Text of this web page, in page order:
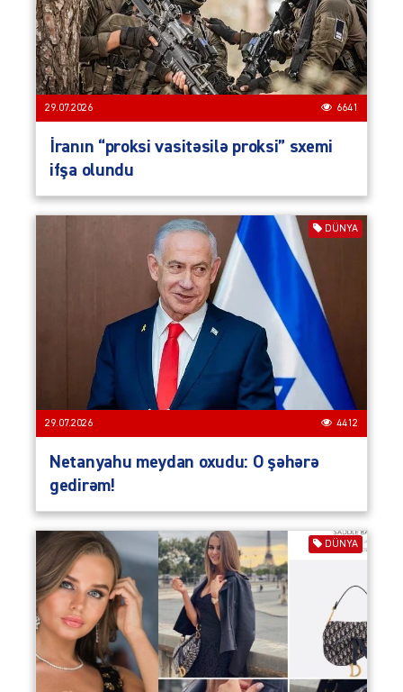
29.07.2026 6641
İranın “proksi vasitəsilə proksi” sxemi
ifşa olundu
DÜNYA
29.07.2026 4412
Netanyahu meydan oxudu: O şəhərə
gedirəm!
DÜNYA